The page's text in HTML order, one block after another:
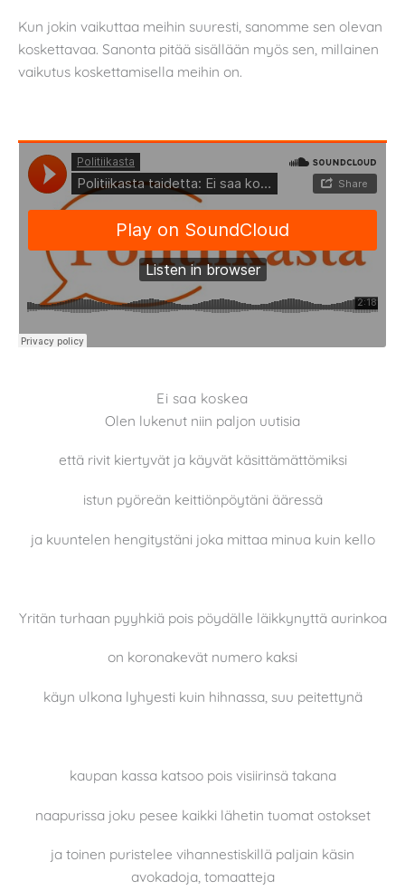
Kun jokin vaikuttaa meihin suuresti, sanomme sen olevan
koskettavaa. Sanonta pitää sisällään myös sen, millainen
vaikutus koskettamisella meihin on.
Ei saa koskea
Olen lukenut niin paljon uutisia
että rivit kiertyvät ja käyvät käsittämättömiksi
istun pyöreän keittiönpöytäni ääressä
ja kuuntelen hengitystäni joka mittaa minua kuin kello
Yritän turhaan pyyhkiä pois pöydälle läikkynyttä aurinkoa
on koronakevät numero kaksi
käyn ulkona lyhyesti kuin hihnassa, suu peitettynä
kaupan kassa katsoo pois visiirinsä takana
naapurissa joku pesee kaikki lähetin tuomat ostokset
ja toinen puristelee vihannestiskillä paljain käsin
avokadoja, tomaatteja